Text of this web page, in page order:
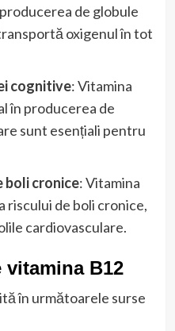
de globule
oxigenul în tot
cognitive: Vitamina
în producerea de
sunt esențiali pentru
boli cronice: Vitamina
riscului de boli cronice,
cardiovasculare.
vitamina B12
în următoarele surse